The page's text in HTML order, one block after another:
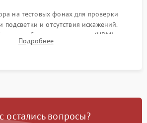
на тестовых фонах для проверки
подсветки и отсутствия искажений.
всех портов (HDMI,
и кнопок управления под нагрузкой в
Подробнее
остались вопросы?